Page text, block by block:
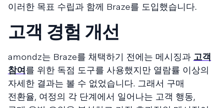
이러한 목표 수립과 함께 Braze를 도입했습니다.
고객 경험 개선
amondz는 Braze를 채택하기 전에는 메시징과 고객
참여를 위한 독점 도구를 사용했지만 열람률 이상의
자세한 결과는 볼 수 없었습니다. 그래서 구매
전환율, 여정의 각 단계에서 일어나는 고객 행동,